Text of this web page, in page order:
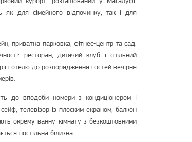
як для сімейного відпочинку, так і для
приватна парковка, фітнес-центр та сад.
ресторан, дитячий клуб і спільний
готелю до розпорядження гостей вечірня
до вподоби номери з кондиціонером і
телевізор із плоским екраном, балкон
окрему ванну кімнату з безкоштовними
постільна білизна.